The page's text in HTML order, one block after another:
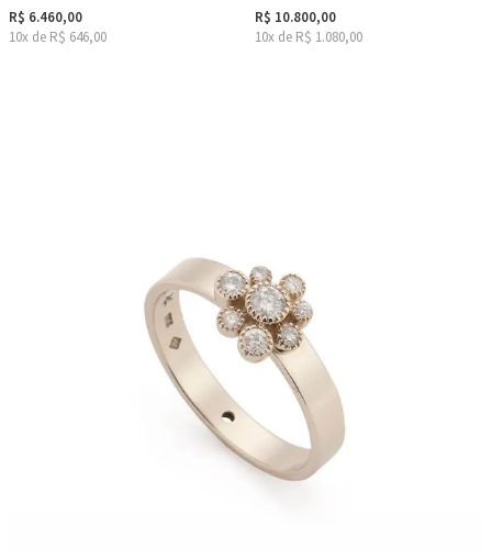
R$ 6.460,00
10x de R$ 646,00
R$ 10.800,00
10x de R$ 1.080,00